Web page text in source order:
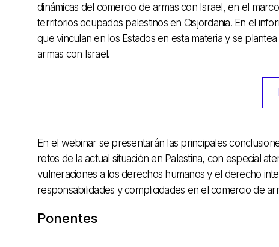
dinámicas del comercio de armas con Israel, en el
territorios ocupados palestinos en Cisjordania. En el
que vinculan en los Estados en esta materia y se
armas con Israel.
En el webinar se presentarán las principales
retos de la actual situación en Palestina, con especial
vulneraciones a los derechos humanos y el derecho
responsabilidades y complicidades en el comercio de
Ponentes